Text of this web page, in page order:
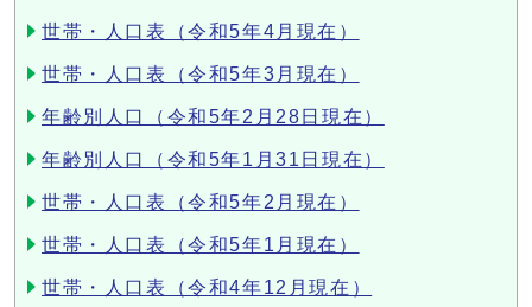
世帯・人口表（令和5年4月現在）
世帯・人口表（令和5年3月現在）
年齢別人口（令和5年2月28日現在）
年齢別人口（令和5年1月31日現在）
世帯・人口表（令和5年2月現在）
世帯・人口表（令和5年1月現在）
世帯・人口表（令和4年12月現在）